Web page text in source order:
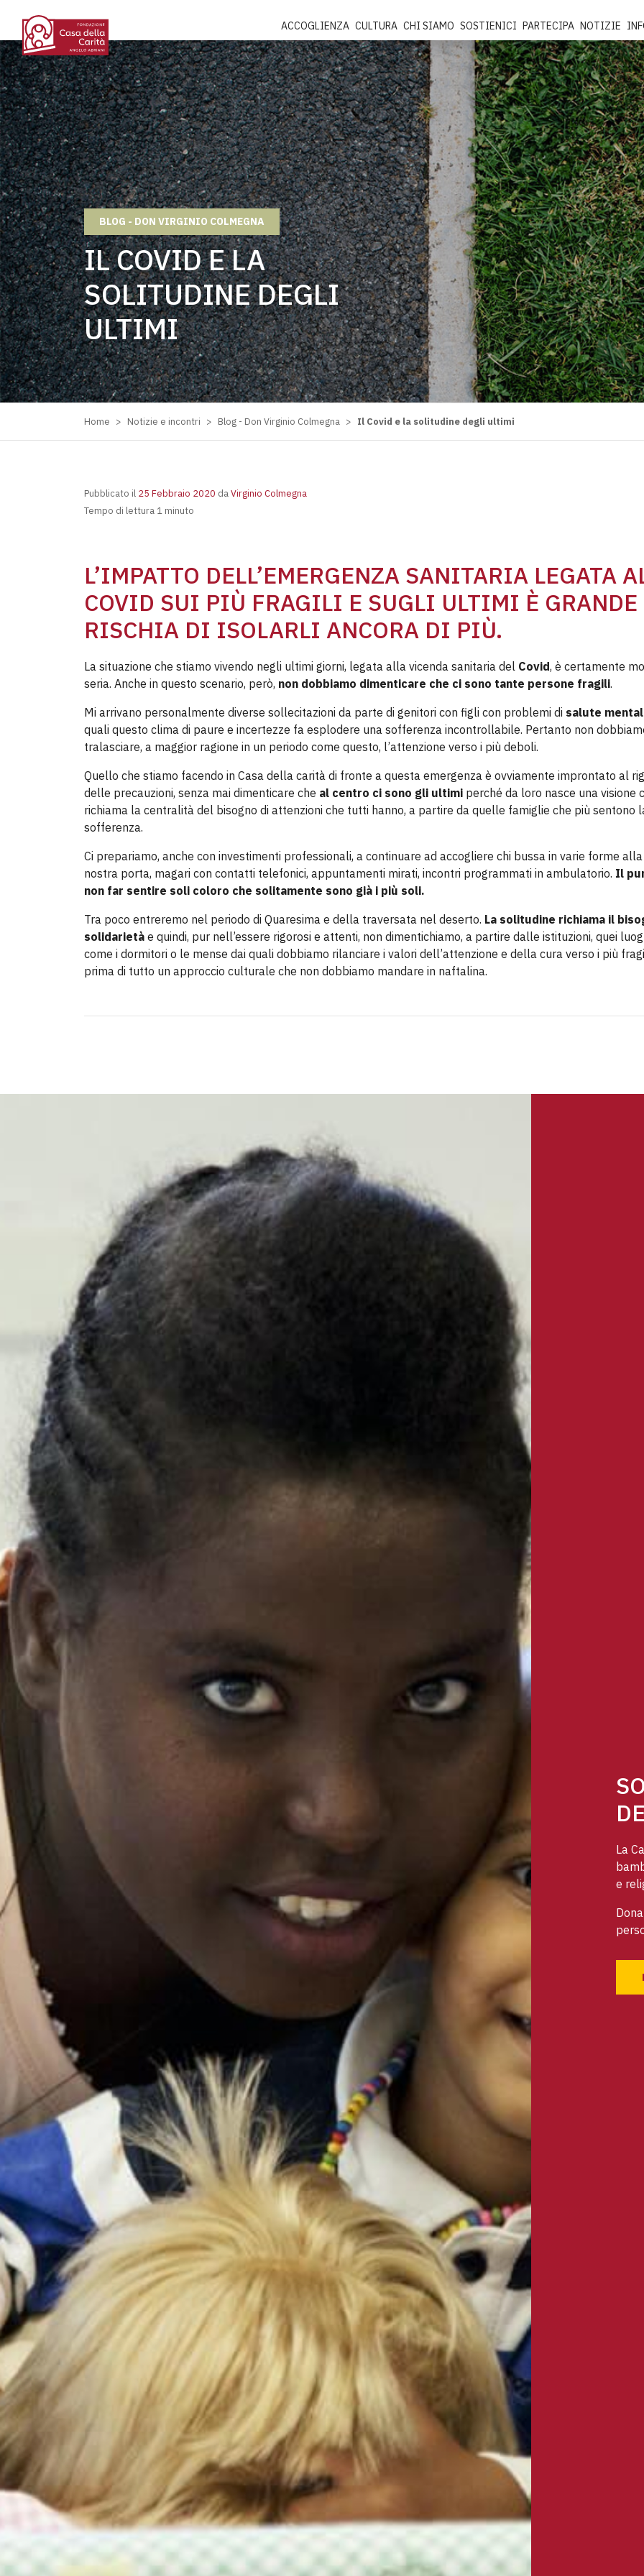
ACCOGLIENZA CULTURA CHI SIAMO SOSTIENICI PARTECIPA NOTIZIE
BLOG - DON VIRGINIO COLMEGNA
IL COVID E LA
SOLITUDINE DEGLI
ULTIMI
Home > Notizie e incontri > Blog - Don Virginio Colmegna > Il Covid e la solitudine degli ultimi
Pubblicato il 25 Febbraio 2020 daVirginio Colmegna
Tempo di lettura 1 minuto
L’IMPATTO DELL’EMERGENZA SANITARIA LEGATA
COVID SUI PIÙ FRAGILI E SUGLI ULTIMI È GRANDE
RISCHIA DI ISOLARLI ANCORA DI PIÙ.
La situazione che stiamo vivendo negli ultimi giorni, legata alla vicenda sanitaria del Covid, è certamente
seria. Anche in questo scenario, però, non dobbiamo dimenticare che ci sono tante persone fragili.
Mi arrivano personalmente diverse sollecitazioni da parte di genitori con figli con problemi di salute
quali questo clima di paure e incertezze fa esplodere una sofferenza incontrollabile. Pertanto non
tralasciare, a maggior ragione in un periodo come questo, l’attenzione verso i più deboli.
Quello che stiamo facendo in Casa della carità di fronte a questa emergenza è ovviamente improntato al
delle precauzioni, senza mai dimenticare che al centro ci sono gli ultimi perché da loro nasce una visione
richiama la centralità del bisogno di attenzioni che tutti hanno, a partire da quelle famiglie che più sentono
sofferenza.
Ci prepariamo, anche con investimenti professionali, a continuare ad accogliere chi bussa in varie forme alla
nostra porta, magari con contatti telefonici, appuntamenti mirati, incontri programmati in ambulatorio. Il
non far sentire soli coloro che solitamente sono già i più soli.
Tra poco entreremo nel periodo di Quaresima e della traversata nel deserto. La solitudine richiama il
solidarietà e quindi, pur nell’essere rigorosi e attenti, non dimentichiamo, a partire dalle istituzioni, quei
come i dormitori o le mense dai quali dobbiamo rilanciare i valori dell’attenzione e della cura verso i più
prima di tutto un approccio culturale che non dobbiamo mandare in naftalina.
La
e